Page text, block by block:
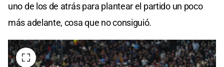
uno de los de atrás para plantear el partido un poco
más adelante, cosa que no consiguió.